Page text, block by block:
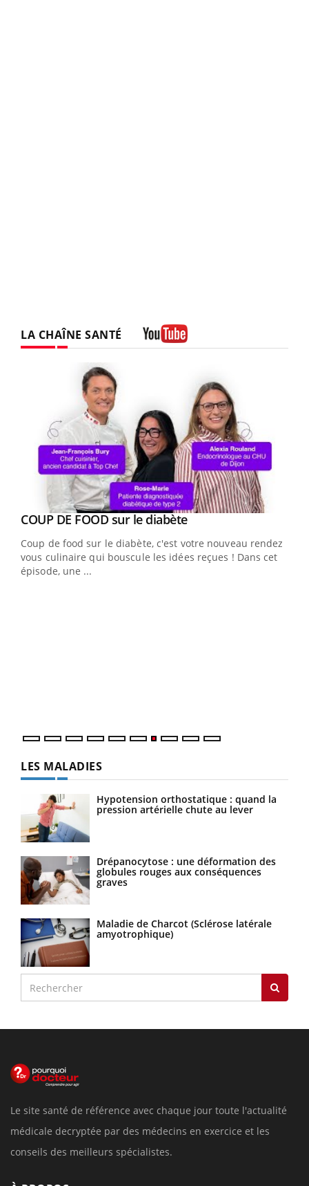
LA CHAÎNE SANTÉ
Youtube
COUP DE FOOD sur le diabèteYoutube
Coup de food sur le diabète, c'est votre nouveau rendez-
vous culinaire qui bouscule les idées reçues ! Dans cet
épisode, une ...
Youtube
Quand l’entreprise mise sur le bien être global
"Les rendez-vous de la santé et de la qualité de vie au
travail" de Pourquoi Docteur reçoivent Régis Blugeon,
DRH et directeur ...
LES MALADIES
Hypotension orthostatique : quand la
pression artérielle chute au lever
Drépanocytose : une déformation des
globules rouges aux conséquences
graves
Maladie de Charcot (Sclérose latérale
amyotrophique)
Le site santé de référence avec chaque jour toute l'actualité
médicale decryptée par des médecins en exercice et les
conseils des meilleurs spécialistes.